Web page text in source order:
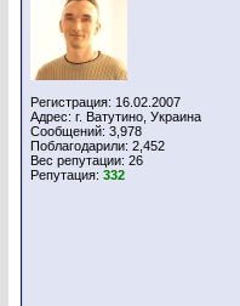
Регистрация: 16.02.2007
Адрес: г. Ватутино, Украина
Сообщений: 3,978
Поблагодарили: 2,452
Вес репутации: 26
Репутация: 332